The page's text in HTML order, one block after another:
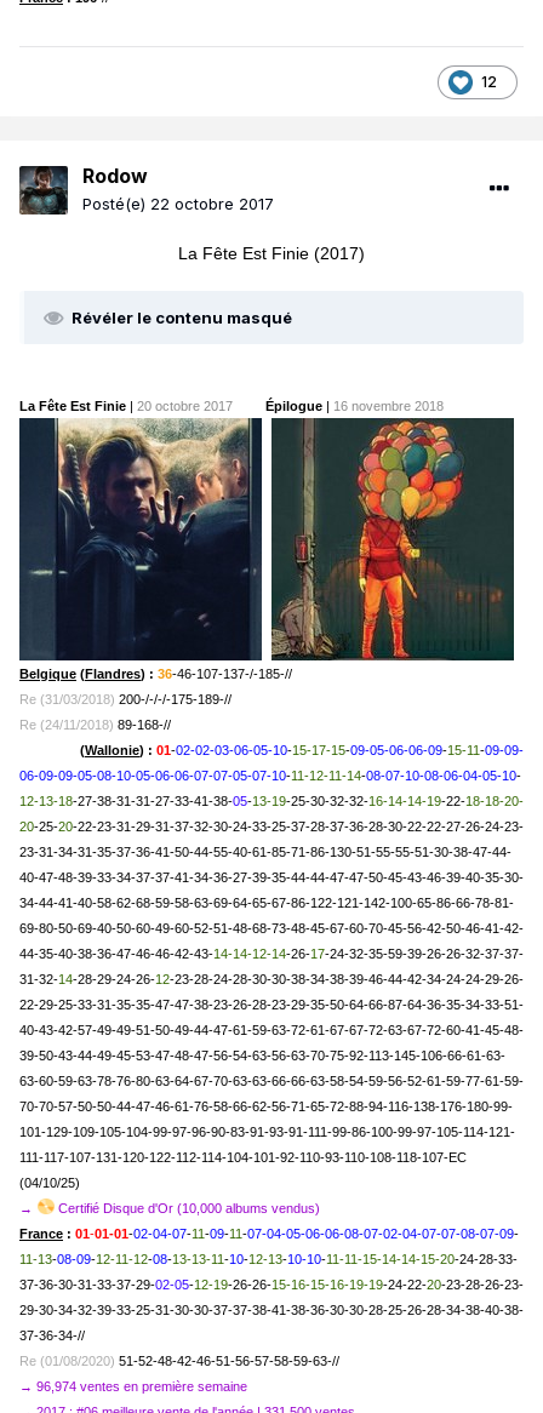
12
Rodow
Posté(e) 22 octobre 2017
La Fête Est Finie (2017)
Révéler le contenu masqué
La Fête Est Finie 20 octobre 2017 Épilogue 16 novembre 2018
Belgique (Flandres) : 36-46-107-137-/-185-//
Re (31/03/2018) 200-/-/-/-175-189-//
Re (24/11/2018) 89-168-//
(Wallonie) : 01-02-02-03-06-05-10-15-17-15-09-05-06-06-09-15-11 -09-09-
06-09-09-05-08-10-05-06-06-07-07-05-07-10-11-12-11-14-08-07-10-08-06-04-05-10-
12-13-18-27-38-31-31-27-33-41-38-05-13-19-25-30-32-32-16-14-14-19-22-18-18-20-
20-25-20-22-23-31-29-31-37-32-30-24-33-25-37-28-37-36-28-30-22-22-27-26-24-23-
23-31-34-31-35-37-36-41-50-44-55-40-61-85-71-86-130-51-55-55-51-30-38-47-44-
40-47-48-39-33-34-37-37-41-34-36-27-39-35-44-44-47-47-50-45-43-46-39-40-35-30-
34-44-41-40-58-62-68-59-58-63-69-64-65-67-86-122-121-142-100-65-86-66-78-81-
69-80-50-69-40-50-60-49-60-52-51-48-68-73-48-45-67-60-70-45-56-42-50-46-41-42-
44-35-40-38-36-47-46-46-42-43-14-14-12-14-26-17-24-32-35-59-39-26-26-32-37-37-
31-32-14-28-29-24-26-12-23-28-24-28-30-30-38-34-38-39-46-44-42-34-24-24-29-26-
22-29-25-33-31-35-35-47-47-38-23-26-28-23-29-35-50-64-66-87-64-36-35-34-33-51-
40-43-42-57-49-49-51-50-49-44-47-61-59-63-72-61-67-67-72-63-67-72-60-41-45-48-
39-50-43-44-49-45-53-47-48-47-56-54-63-56-63-70-75-92-113-145-106-66-61-63-
63-60-59-63-78-76-80-63-64-67-70-63-63-66-66-63-58-54-59-56-52-61-59-77-61-59-
70-70-57-50-50-44-47-46-61-76-58-66-62-56-71-65-72-88-94-116-138-176-180-99-
101-129-109-105-104-99-97-96-90-83-91-93-91-111-99-86-100-99-97-105-114-121-
111-117-107-131-120-122-112-114-104-101-92-110-93-110-108-118-107-EC
(04/10/25)
→
Certifié Disque d'Or (10,000 albums vendus)
France : 01-01-01-02-04-07-11 -09-11 -07-04-05-06-06-08-07-02-04-07-07-08-07-09-
11-13-08-09-12-11-12-08-13-13-11 -10-12-13-10-10-11-11-15-14-14-15-20-24-28-33-
37-36-30-31-33-37-29-02-05-12-19-26-26-15-16-15-16-19-19-24-22-20-23-28-26-23-
29-30-34-32-39-33-25-31-30-30-37-37-38-41-38-36-30-30-28-25-26-28-34-38-40-38-
37-36-34-//
Re (01/08/2020) 51-52-48-42-46-51-56-57-58-59-63-//
→ 96,974 ventes en première semaine